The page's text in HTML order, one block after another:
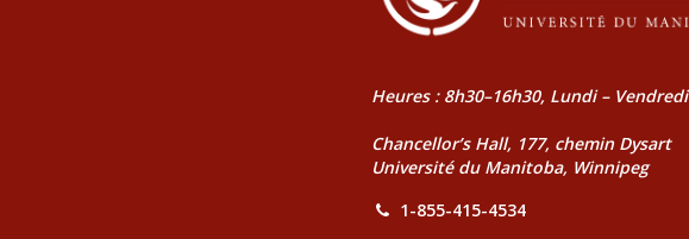
Heures : 8h30–16h30, Lundi – Vendredi
Chancellor’s Hall, 177, chemin Dysart
Université du Manitoba, Winnipeg
1-855-415-4534